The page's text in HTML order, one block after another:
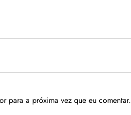
para a próxima vez que eu comentar.